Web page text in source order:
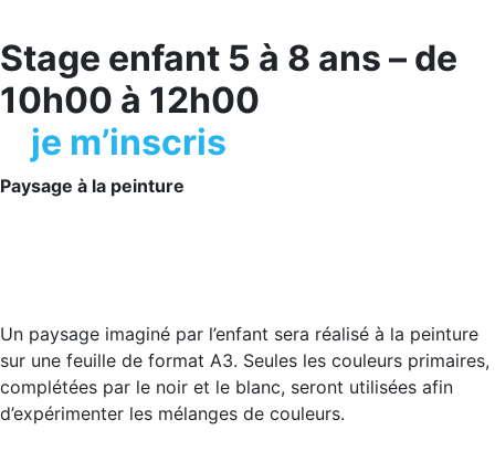
Stage enfant 5 à 8 ans – de
10h00 à 12h00
je m’inscris
Paysage à la peinture
Un paysage imaginé par l’enfant sera réalisé à la peinture
sur une feuille de format A3. Seules les couleurs primaires,
complétées par le noir et le blanc, seront utilisées afin
d’expérimenter les mélanges de couleurs.